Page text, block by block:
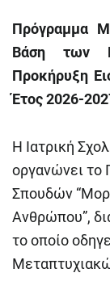
Πρόγραμμα
Βάση των
Προκήρυξη
Έτος 2026-
Η Ιατρική
οργανώνει
Σπουδών
Ανθρώπου”,
το οποίο